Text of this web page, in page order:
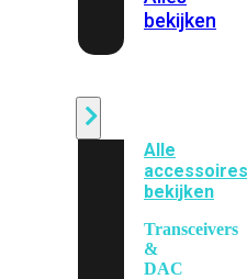
bekijken
Alle
accessoires
bekijken
Transceivers
&
DAC